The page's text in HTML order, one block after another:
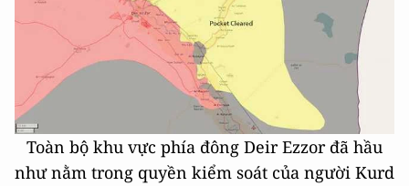
Toàn bộ khu vực phía đông Deir Ezzor đã hầu
như nằm trong quyền kiểm soát của người Kurd